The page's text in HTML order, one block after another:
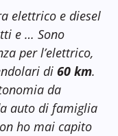
elettrico e diesel
e … Sono
per l’elettrico,
di 60 km.
da
auto di famiglia
ho mai capito